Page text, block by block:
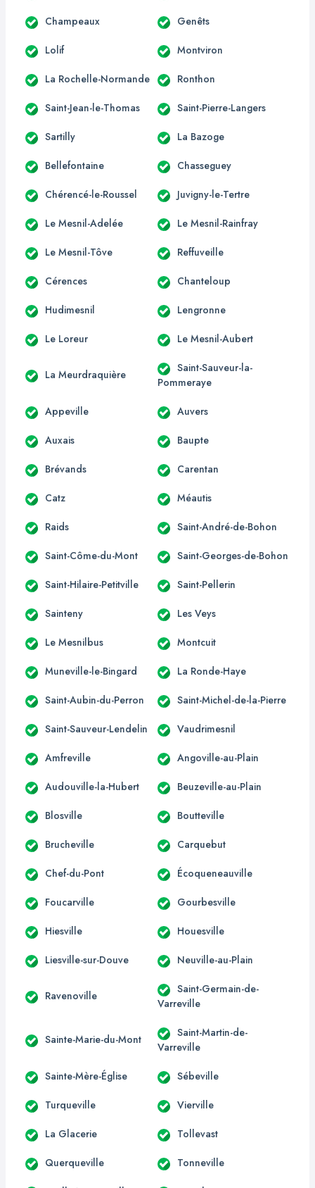
Champeaux Genêts
Lolif Montviron
La Rochelle-Normande Ronthon
Saint-Jean-le-Thomas Saint-Pierre-Langers
Sartilly La Bazoge
Bellefontaine Chasseguey
Chérencé-le-Roussel Juvigny-le-Tertre
Le Mesnil-Adelée Le Mesnil-Rainfray
Le Mesnil-Tôve Reffuveille
Cérences Chanteloup
Hudimesnil Lengronne
Le Loreur Le Mesnil-Aubert
La Meurdraquière
Saint-Sauveur-la-
Pommeraye
Appeville Auvers
Auxais Baupte
Brévands Carentan
Catz Méautis
Raids Saint-André-de-Bohon
Saint-Côme-du-Mont Saint-Georges-de-Bohon
Saint-Hilaire-Petitville Saint-Pellerin
Sainteny Les Veys
Le Mesnilbus Montcuit
Muneville-le-Bingard La Ronde-Haye
Saint-Aubin-du-Perron Saint-Michel-de-la-Pierre
Saint-Sauveur-Lendelin Vaudrimesnil
Amfreville Angoville-au-Plain
Audouville-la-Hubert Beuzeville-au-Plain
Blosville Boutteville
Brucheville Carquebut
Chef-du-Pont Écoqueneauville
Foucarville Gourbesville
Hiesville Houesville
Liesville-sur-Douve Neuville-au-Plain
Ravenoville
Saint-Germain-de-
Varreville
Sainte-Marie-du-Mont
Saint-Martin-de-
Varreville
Sainte-Mère-Église Sébeville
Turqueville Vierville
La Glacerie Tollevast
Querqueville Tonneville